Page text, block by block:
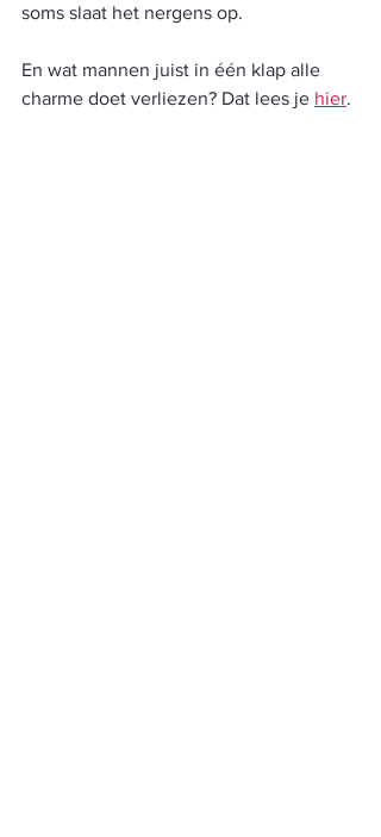
soms slaat het nergens op.
En wat mannen juist in één klap alle
charme doet verliezen? Dat lees je hier.